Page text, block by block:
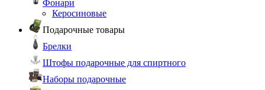
Фонари
Керосиновые
Подарочные товары
Брелки
Штофы подарочные для спиртного
Наборы подарочные